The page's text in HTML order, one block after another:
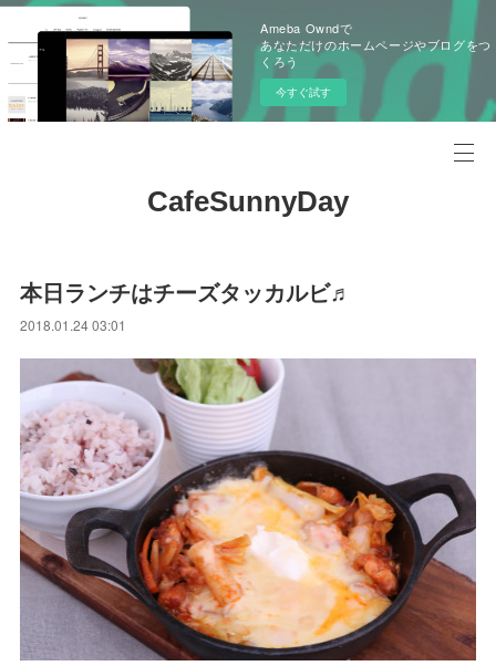
Ameba Owndで
あなただけのホームページやブログをつ
くろう
今すぐ試す
CafeSunnyDay
本日ランチはチーズタッカルビ♬
2018.01.24 03:01